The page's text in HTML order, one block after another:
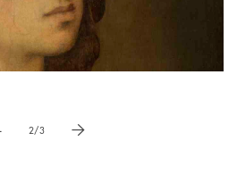
vai a immagne precedente
2/3 vai a immagine successiva